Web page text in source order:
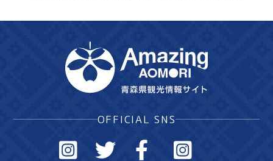
OFFICIAL SNS